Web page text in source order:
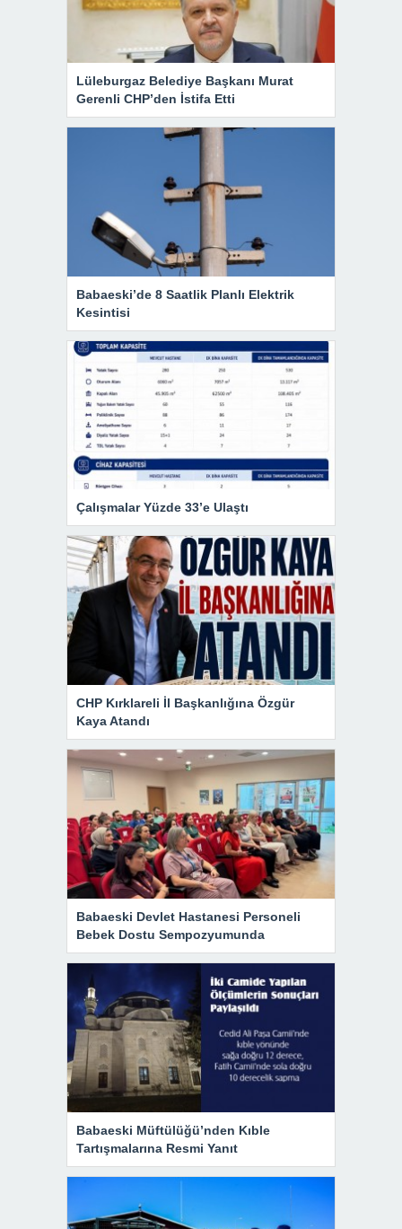
Lüleburgaz Belediye Başkanı Murat
Gerenli CHP’den İstifa Etti
Babaeski’de 8 Saatlik Planlı Elektrik
Kesintisi
Çalışmalar Yüzde 33’e Ulaştı
CHP Kırklareli İl Başkanlığına Özgür
Kaya Atandı
Babaeski Devlet Hastanesi Personeli
Bebek Dostu Sempozyumunda
Babaeski Müftülüğü’nden Kıble
Tartışmalarına Resmi Yanıt